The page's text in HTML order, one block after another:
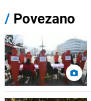
/ Povezano